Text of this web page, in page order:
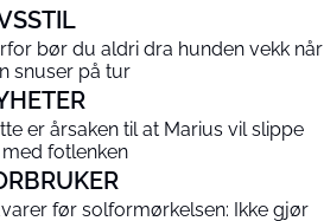
bør du aldri dra hunden vekk når
snuser på tur
er årsaken til at Marius vil slippe
fotlenken
før solformørkelsen: Ikke gjør